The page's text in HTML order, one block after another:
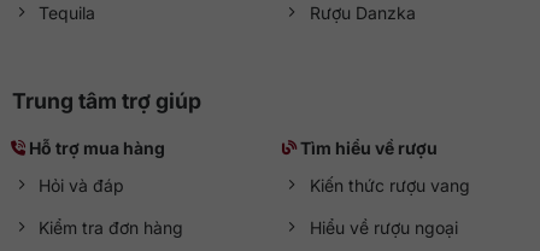
Tequila Rượu Danzka
Trung tâm trợ giúp
Hỗ trợ mua hàng
Hỏi và đáp
Kiểm tra đơn hàng
Tìm hiểu về rượu
Kiến thức rượu vang
Hiểu về rượu ngoại